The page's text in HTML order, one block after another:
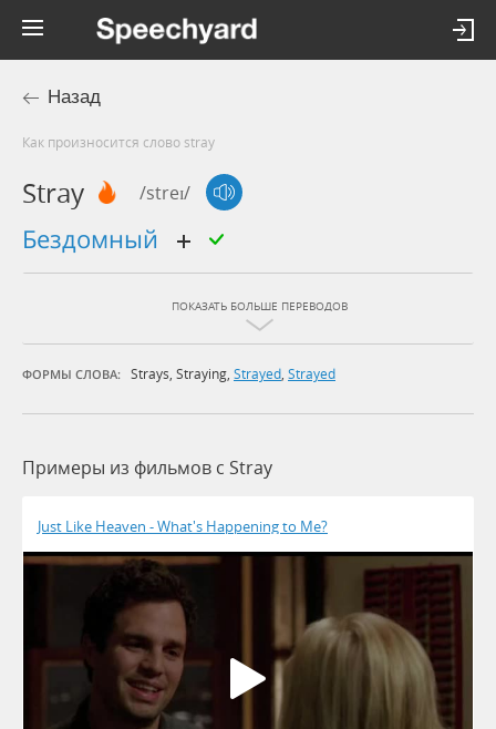
Назад
Как произносится слово stray
Stray /streɪ/
бездомный
ПОКАЗАТЬ БОЛЬШЕ ПЕРЕВОДОВ
ФОРМЫ СЛОВА: Strays, Straying, Strayed, Strayed
Примеры из фильмов c Stray
Just Like Heaven - What's Happening to Me?